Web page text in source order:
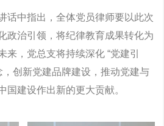
话中指出，全体党员律师要以此次
政治引领，将纪律教育成果转化为
来，党总支将持续深化 “党建引
，创新党建品牌建设，推动党建与
国建设作出新的更大贡献。